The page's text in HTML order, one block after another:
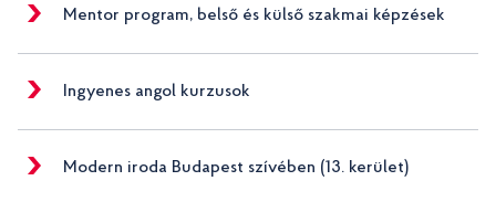
Mentor program, belső és külső szakmai képzések
Ingyenes angol kurzusok
Modern iroda Budapest szívében (13. kerület)